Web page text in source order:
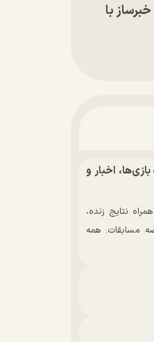
با
برنامه بازی‌ها، اخبار و
کامل جام جهانی 2026 به همراه نتایج زنده،
مسابقات. همه